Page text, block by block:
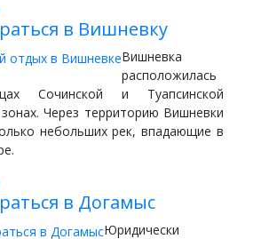
в Вишневку
Вишневка
расположилась
Сочинской и Туапсинской
Через территорию Вишневки
небольших рек, впадающие в
в Догамыс
Юридически